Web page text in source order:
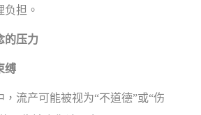
负担。
的压力
缚
产可能被视为“不道德”或“伤